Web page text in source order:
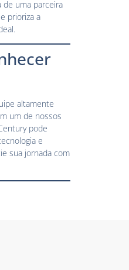
de uma parceira
prioriza a
altamente
um de nossos
pode
e
sua jornada com